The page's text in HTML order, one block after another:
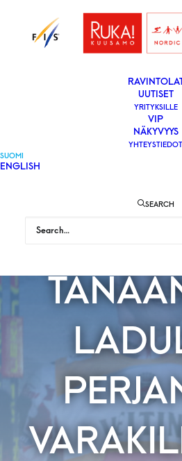
YLEISÖLLE
UUTISET
YRITYKSILLE
VIP
NÄKYVYYS
YHTEYSTIEDOT
SUOMI
ENGLISH
SEARCH